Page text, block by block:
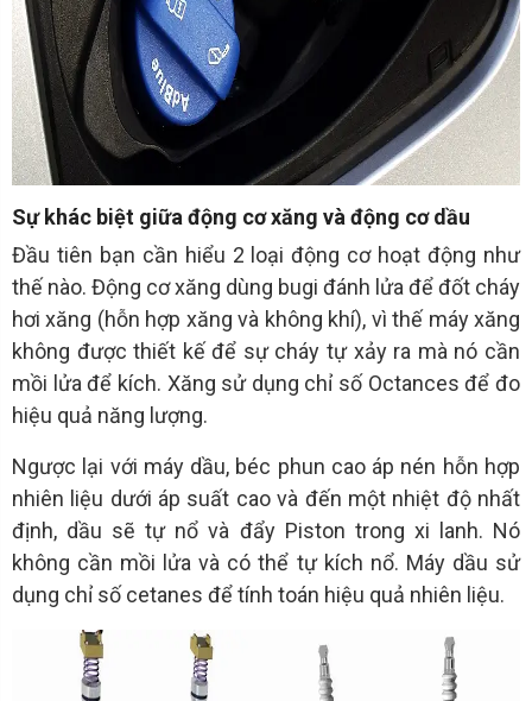
Sự khác biệt giữa động cơ xăng và động cơ dầu
Đầu tiên bạn cần hiểu 2 loại động cơ hoạt động như
thế nào. Động cơ xăng dùng bugi đánh lửa để đốt cháy
hơi xăng (hỗn hợp xăng và không khí), vì thế máy xăng
không được thiết kế để sự cháy tự xảy ra mà nó cần
mồi lửa để kích. Xăng sử dụng chỉ số Octances để đo
hiệu quả năng lượng.
Ngược lại với máy dầu, béc phun cao áp nén hỗn hợp
nhiên liệu dưới áp suất cao và đến một nhiệt độ nhất
định, dầu sẽ tự nổ và đẩy Piston trong xi lanh. Nó
không cần mồi lửa và có thể tự kích nổ. Máy dầu sử
dụng chỉ số cetanes để tính toán hiệu quả nhiên liệu.